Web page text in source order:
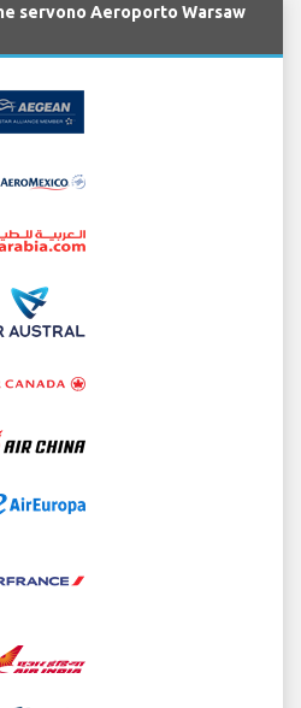
servono Aeroporto Warsaw